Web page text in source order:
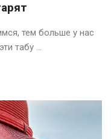
тем больше у нас
табу ...